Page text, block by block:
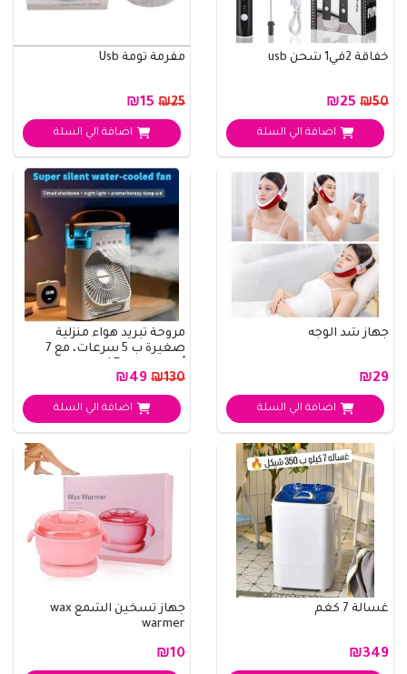
خفاقة 2في1 شحن usb
₪50
اضافة الي السلة
مفرمة تومة Usb
₪25
اضافة الي السلة
جهاز شد الوجه
₪29
اضافة الي السلة
مروحة تبريد هواء منزلية
صغيرة ب 5 سرعات، مع 7
₪130
اضافة الي السلة
غسالة 7 كغم
₪349
جهاز تسخين الشمع wax
warmer
₪10